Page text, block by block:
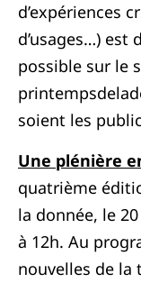
d’expériences
d’usages…) est
possible sur le
soient les
Une plénière
quatrième
la donnée, le
à 12h. Au
nouvelles de